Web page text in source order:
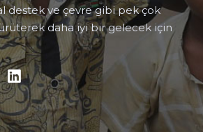
destek ve çevre gibi pek çok
daha iyi bir gelecek için